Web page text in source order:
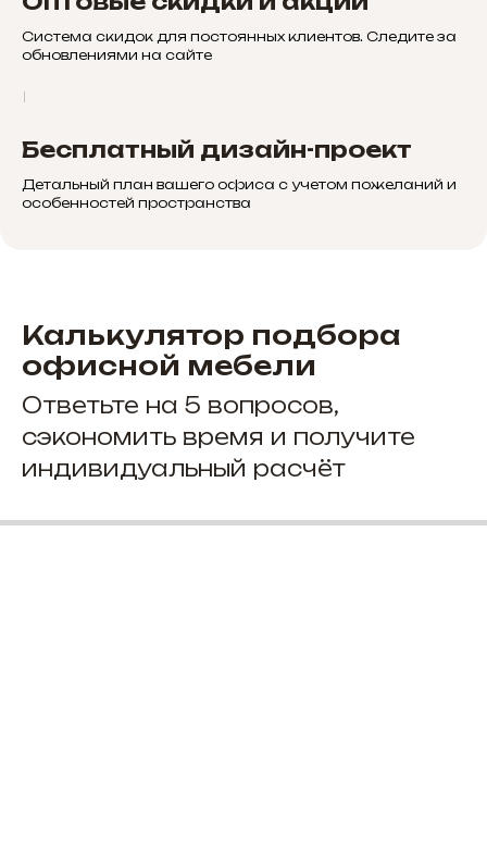
Система скидок для постоянных клиентов. Следите за
обновлениями на сайте
Бесплатный дизайн-проект
Детальный план вашего офиса с учетом пожеланий и
особенностей пространства
Калькулятор подбора
офисной мебели
Ответьте на 5 вопросов,
сэкономить время и получите
индивидуальный расчёт